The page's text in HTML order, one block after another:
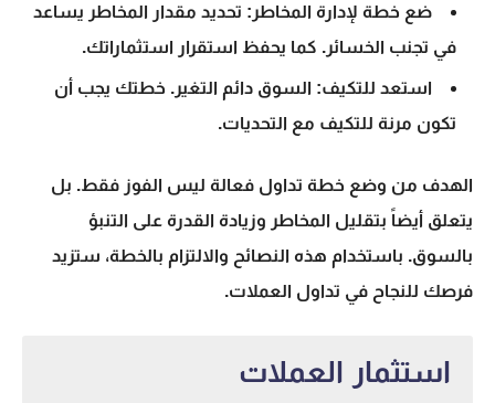
ضع خطة لإدارة المخاطر: تحديد مقدار المخاطر يساعد
في تجنب الخسائر. كما يحفظ استقرار استثماراتك.
استعد للتكيف: السوق دائم التغير. خطتك يجب أن
تكون مرنة للتكيف مع التحديات.
الهدف من وضع خطة تداول فعالة ليس الفوز فقط. بل
يتعلق أيضاً بتقليل المخاطر وزيادة القدرة على التنبؤ
بالسوق. باستخدام هذه النصائح والالتزام بالخطة، ستزيد
فرصك للنجاح في تداول العملات.
استثمار العملات